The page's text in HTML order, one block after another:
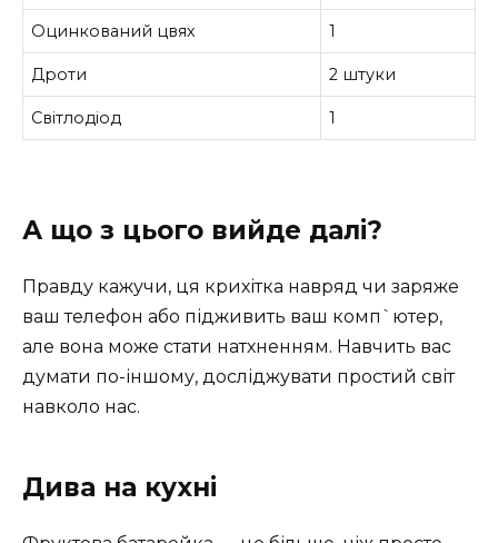
Оцинкований цвях 1
Дроти 2 штуки
Світлодіод 1
А що з цього вийде далі?
Правду кажучи, ця крихітка навряд чи заряже
ваш телефон або підживить ваш комп`ютер,
але вона може стати натхненням. Навчить вас
думати по-іншому, досліджувати простий світ
навколо нас.
Дива на кухні